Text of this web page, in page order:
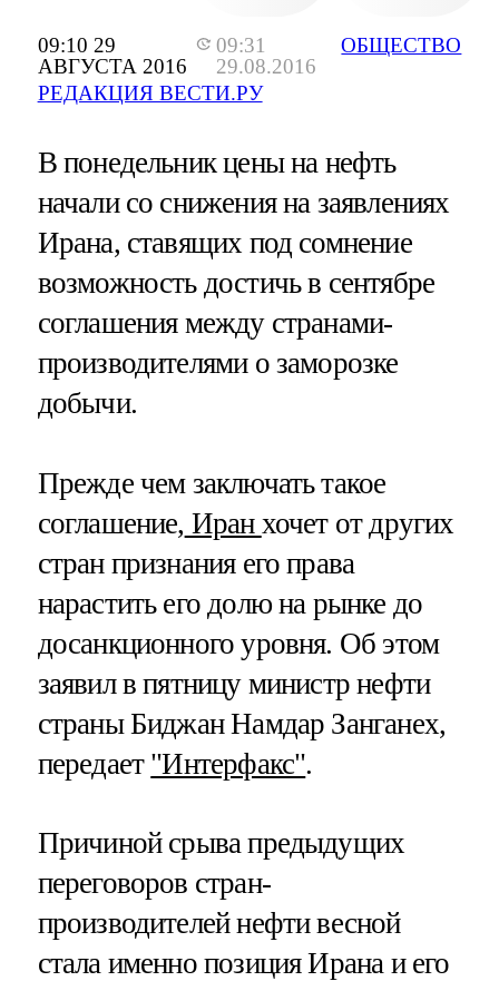
09:10 29
АВГУСТА 2016
09:31
29.08.2016
РЕДАКЦИЯ ВЕСТИ.РУ
ОБЩЕСТВО
В понедельник цены на нефть
начали со снижения на заявлениях
Ирана, ставящих под сомнение
возможность достичь в сентябре
соглашения между странами-
производителями о заморозке
добычи.
Прежде чем заключать такое
соглашение, Иран хочет от других
стран признания его права
нарастить его долю на рынке до
досанкционного уровня. Об этом
заявил в пятницу министр нефти
страны Биджан Намдар Занганех,
передает "Интерфакс".
Причиной срыва предыдущих
переговоров стран-
производителей нефти весной
стала именно позиция Ирана и его